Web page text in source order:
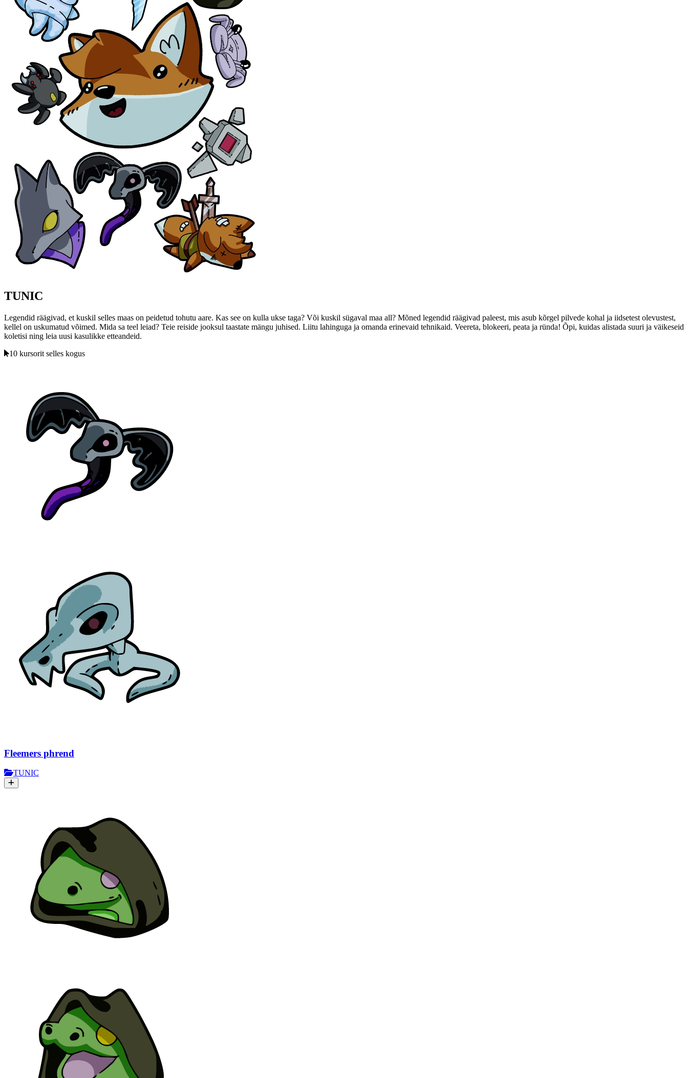
TUNIC
Legendid räägivad, et kuskil selles maas on peidetud tohutu aare. Kas see on kulla ukse taga? Või kuskil sügaval maa all? Mõned legendid räägivad paleest, mis asub kõrgel pilvede kohal ja iidsetest olevustest,
kellel on uskumatud võimed. Mida sa teel leiad? Teie reiside jooksul taastate mängu juhised. Liitu lahinguga ja omanda erinevaid tehnikaid. Veereta, blokeeri, peata ja ründa! Õpi, kuidas alistada suuri ja väikeseid
koletisi ning leia uusi kasulikke etteandeid.
10 kursorit selles kogus
Fleemers phrend
TUNIC